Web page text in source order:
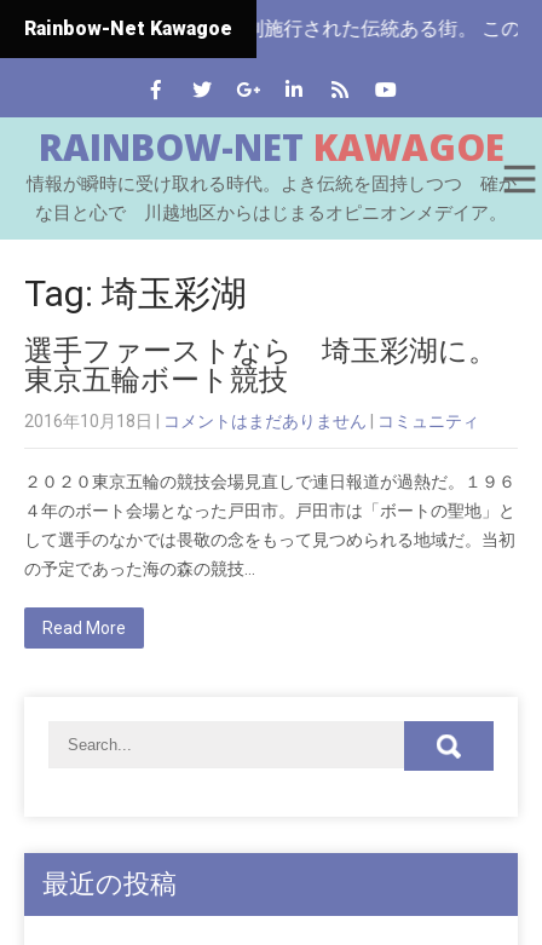
Rainbow-Net Kawagoe
埼玉県ではじめて市制施行された伝統ある街。 この川越
RAINBOW-NET KAWAGOE
情報が瞬時に受け取れる時代。よき伝統を固持しつつ 確か
な目と心で 川越地区からはじまるオピニオンメデイア。
Tag: 埼玉彩湖
選手ファーストなら 埼玉彩湖に。
東京五輪ボート競技
2016年10月18日 コメントはまだありません コミュニティ
２０２０東京五輪の競技会場見直しで連日報道が過熱だ。１９６
４年のボート会場となった戸田市。戸田市は「ボートの聖地」と
して選手のなかでは畏敬の念をもって見つめられる地域だ。当初
の予定であった海の森の競技…
Read More
最近の投稿